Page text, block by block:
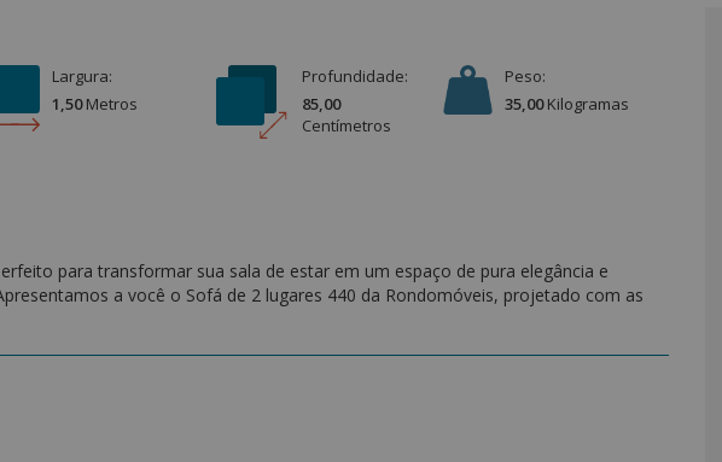
Largura:
1,50 Metros
Profundidade:
85,00
Centímetros
Peso:
35,00 Kilogramas
para transformar sua sala de estar em um espaço de pura elegância e
a você o Sofá de 2 lugares 440 da Rondomóveis, projetado com as
e materiais de alta qualidade.
molas e percintas proporciona o suporte necessário para uma experiência de